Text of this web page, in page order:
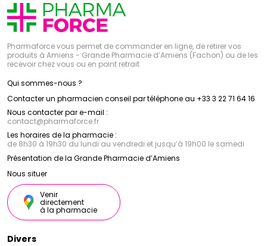
Pharmaforce vous permet de commander en ligne, de retirer vos
produits à Amiens - Grande Pharmacie d’Amiens (Fachon) ou de les
recevoir chez vous ou en point retrait
Qui sommes-nous ?
Contacter un pharmacien conseil par téléphone au +33 3 22 71 64 16
Nous contacter par e-mail :
contact@pharmaforce.fr
Les horaires de la pharmacie :
de 8h30 à 19h30 du lundi au vendredi et jusqu’à 19h00 le samedi
Présentation de la Grande Pharmacie d’Amiens
Nous situer
Venir
directement
à la pharmacie
Divers